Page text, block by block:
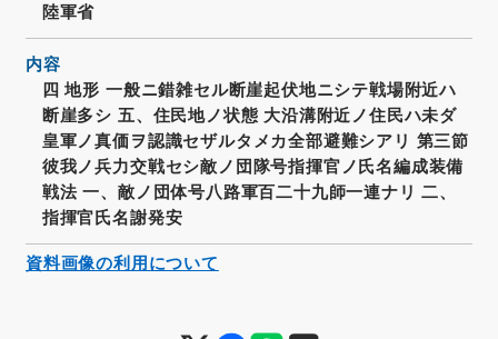
陸軍省
内容
四 地形 一般ニ錯雑セル断崖起伏地ニシテ戦場附近ハ
断崖多シ 五、住民地ノ状態 大沿溝附近ノ住民ハ未ダ
皇軍ノ真価ヲ認識セザルタメカ全部避難シアリ 第三節
彼我ノ兵力交戦セシ敵ノ団隊号指揮官ノ氏名編成装備
戦法 一、敵ノ団体号八路軍百二十九師一連ナリ 二、
指揮官氏名謝発安
資料画像の利用について